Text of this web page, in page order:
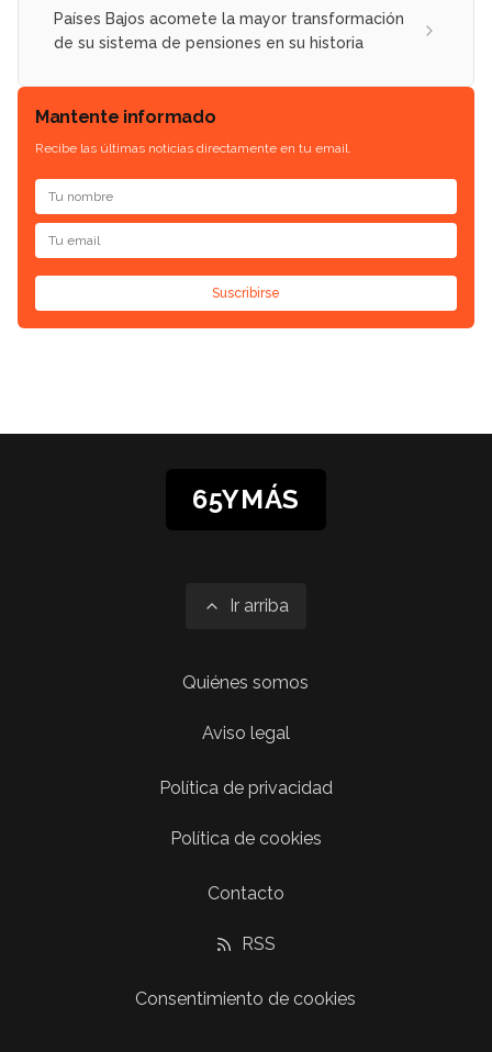
Países Bajos acomete la mayor transformación
de su sistema de pensiones en su historia
Mantente informado
Recibe las últimas noticias directamente en tu email.
Suscribirse
65YMÁS
Ir arriba
Quiénes somos
Aviso legal
Política de privacidad
Política de cookies
Contacto
RSS
Consentimiento de cookies